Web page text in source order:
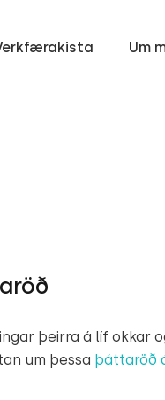
Um
þeirra á líf okkar
um þessa þáttaröð